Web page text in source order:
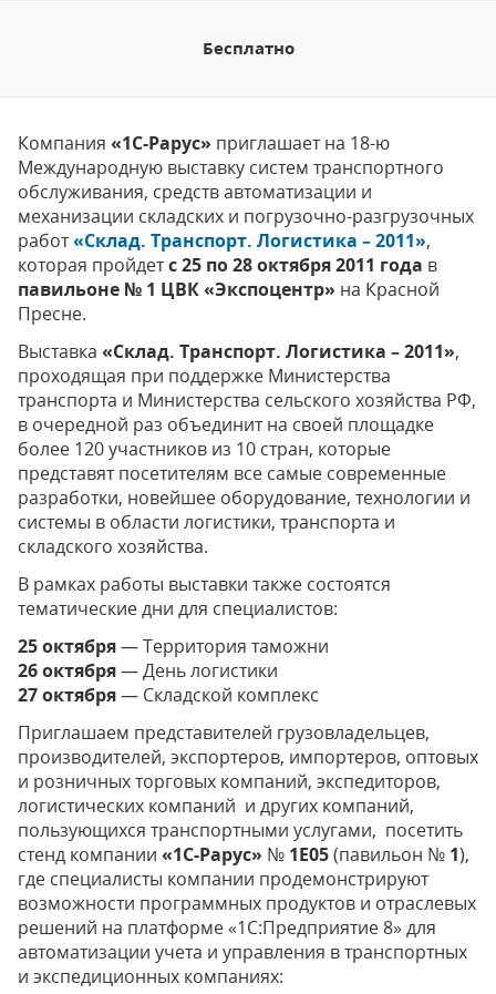
Бесплатно
Компания «1С-Рарус» приглашает на 18-ю
Международную выставку систем транспортного
обслуживания, средств автоматизации и
механизации складских и погрузочно-разгрузочных
работ«Склад. Транспорт. Логистика – 2011»,
которая пройдетс 25 по 28 октября 2011 года в
павильоне № 1 ЦВК «Экспоцентр» на Красной
Пресне.
Выставка «Склад. Транспорт. Логистика – 2011»,
проходящая при поддержке Министерства
транспорта и Министерства сельского хозяйства РФ,
в очередной раз объединит на своей площадке
более 120 участников из 10 стран, которые
представят посетителям все самые современные
разработки, новейшее оборудование, технологии и
системы в области логистики, транспорта и
складского хозяйства.
В рамках работы выставки также состоятся
тематические дни для специалистов:
25 октября— Территория таможни
26 октября— День логистики
27 октября— Складской комплекс
Приглашаем представителей грузовладельцев,
производителей, экспортеров, импортеров, оптовых
и розничных торговых компаний, экспедиторов,
логистических компаний и других компаний,
пользующихся транспортными услугами, посетить
стенд компании «1С-Рарус» № 1Е05(павильон № 1),
где специалисты компании продемонстрируют
возможности программных продуктов и отраслевых
решений на платформе «1С:Предприятие 8» для
автоматизации учета и управления в транспортных
и экспедиционных компаниях: